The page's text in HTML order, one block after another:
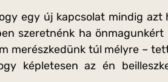
egy új kapcsolat mindig azt
szeretnénk ha önmagunkért
merészkedünk túl mélyre –
képletesen az én